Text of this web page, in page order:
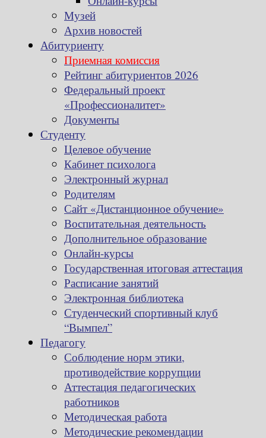
Музей
Архив новостей
Абитуриенту
Приемная комиссия
Рейтинг абитуриентов 2026
Федеральный проект
«Профессионалитет»
Документы
Студенту
Целевое обучение
Кабинет психолога
Электронный журнал
Родителям
Сайт «Дистанционное обучение»
Воспитательная деятельность
Дополнительное образование
Онлайн-курсы
Государственная итоговая аттестация
Расписание занятий
Электронная библиотека
Студенческий спортивный клуб
“Вымпел”
Педагогу
Соблюдение норм этики,
противодействие коррупции
Аттестация педагогических
работников
Методическая работа
Методические рекомендации